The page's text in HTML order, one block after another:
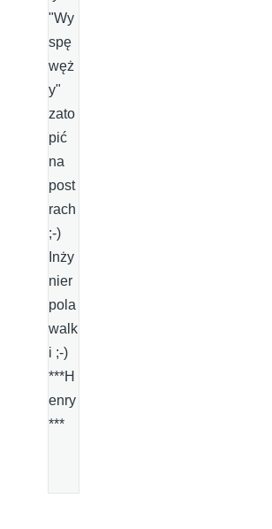
"Wy
spę
węż
y"
zato
pić
na
post
rach
;-)
Inży
nier
pola
walk
i ;-)
***H
enry
***